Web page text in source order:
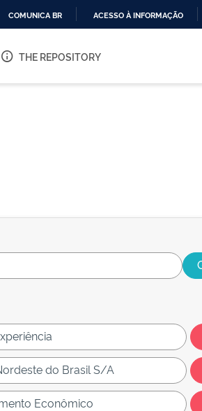
O
COMUNICA BR ACESSO À INFORMAÇÃO
THE REPOSITORY